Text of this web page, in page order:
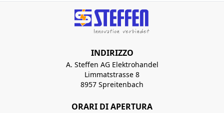
INDIRIZZO
A. Steffen AG Elektrohandel
Limmatstrasse 8
8957 Spreitenbach
ORARI DI APERTURA